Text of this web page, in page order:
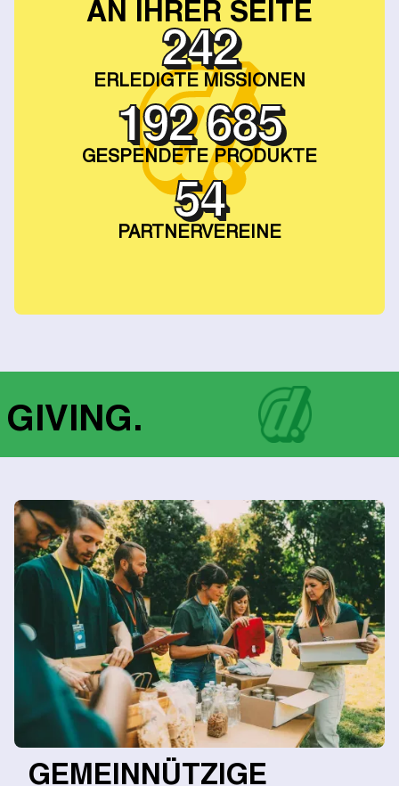
AN IHRER SEITE
4 159
ERLEDIGTE MISSIONEN
3 310 944
GESPENDETE PRODUKTE
942
PARTNERVEREINE
GEMEINNÜTZIGE